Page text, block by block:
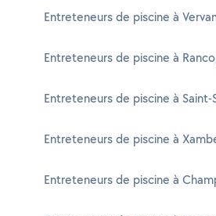
Entreteneurs de piscine à
Entreteneurs de piscine à
Entreteneurs de piscine à Saint-
Entreteneurs de piscine à
Entreteneurs de piscine à